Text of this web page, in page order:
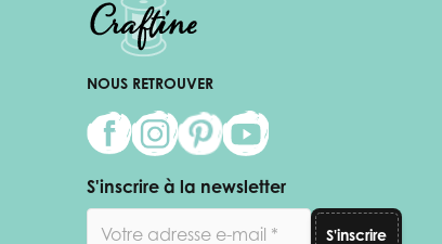
NOUS RETROUVER
S'inscrire à la newsletter
S'inscrire